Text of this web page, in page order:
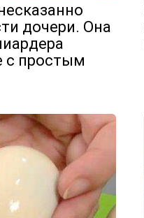
дочери. Она
с простым